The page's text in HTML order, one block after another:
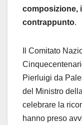
composizione,
contrappunto.
Il Comitato
Pierluigi da
del Ministro
celebrare la
hanno preso